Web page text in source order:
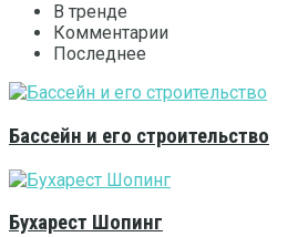
В тренде
Комментарии
Последнее
Бассейн и его строительство
Бухарест Шопинг